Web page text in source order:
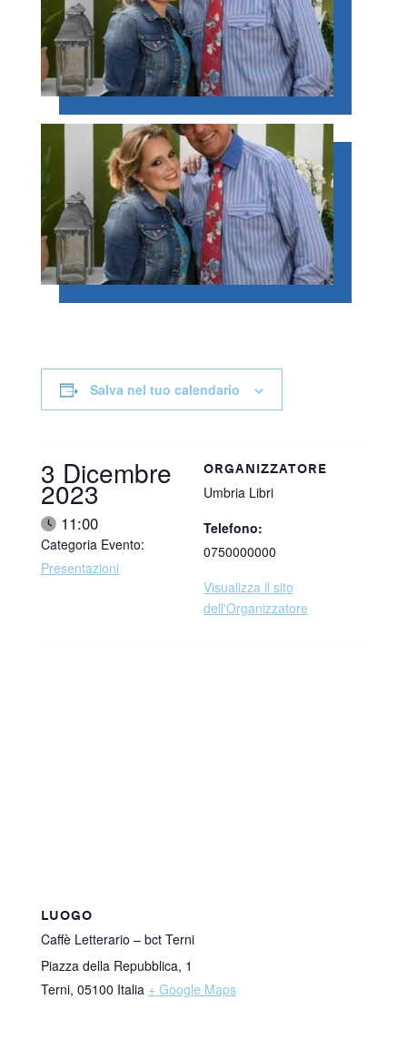
Salva nel tuo calendario
Data:
3 Dicembre
2023
Ora:11:00
Categoria Evento:
Presentazioni
ORGANIZZATORE
Umbria Libri
Telefono:
0750000000
Visualizza il sito
dell'Organizzatore
LUOGO
Caffè Letterario – bct Terni
Piazza della Repubblica, 1
Terni, 05100 Italia + Google Maps